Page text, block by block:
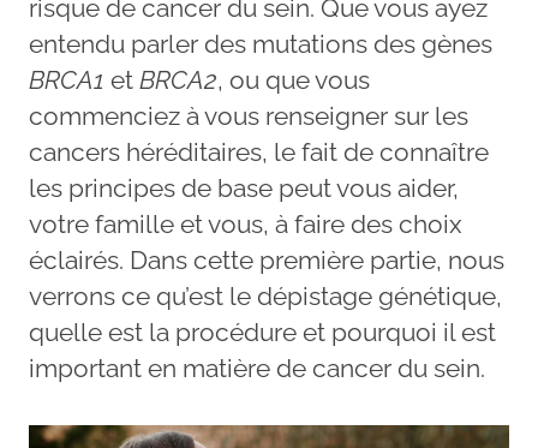
risque de cancer du sein. Que vous ayez
entendu parler des mutations des gènes
BRCA1 et BRCA2, ou que vous
commenciez à vous renseigner sur les
cancers héréditaires, le fait de connaître
les principes de base peut vous aider,
votre famille et vous, à faire des choix
éclairés. Dans cette première partie, nous
verrons ce qu’est le dépistage génétique,
quelle est la procédure et pourquoi il est
important en matière de cancer du sein.